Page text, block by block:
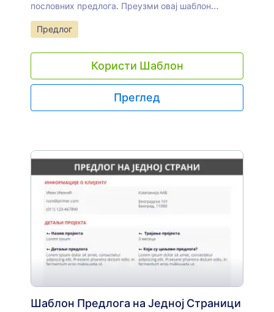
пословних предлога. Преузми овај шаблон
непрофитног пословног предлога и почни да
пишеш и шаљеш предлоге својим циљним
Иди на категорију:
Предлог
Користи Шаблон
Преглед
Шаблон Предлога на Једној Страници